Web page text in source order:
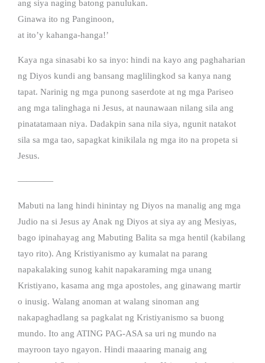
ang siya naging batong panulukan.
Ginawa ito ng Panginoon,
at ito’y kahanga-hanga!’
Kaya nga sinasabi ko sa inyo: hindi na kayo ang paghaharian
ng Diyos kundi ang bansang maglilingkod sa kanya nang
tapat. Narinig ng mga punong saserdote at ng mga Pariseo
ang mga talinghaga ni Jesus, at naunawaan nilang sila ang
pinatatamaan niya. Dadakpin sana nila siya, ngunit natakot
sila sa mga tao, sapagkat kinikilala ng mga ito na propeta si
Jesus.
————
Mabuti na lang hindi hinintay ng Diyos na manalig ang mga
Judio na si Jesus ay Anak ng Diyos at siya ay ang Mesiyas,
bago ipinahayag ang Mabuting Balita sa mga hentil (kabilang
tayo rito). Ang Kristiyanismo ay kumalat na parang
napakalaking sunog kahit napakaraming mga unang
Kristiyano, kasama ang mga apostoles, ang ginawang martir
o inusig. Walang anoman at walang sinoman ang
nakapaghadlang sa pagkalat ng Kristiyanismo sa buong
mundo. Ito ang ATING PAG-ASA sa uri ng mundo na
mayroon tayo ngayon. Hindi maaaring manaig ang